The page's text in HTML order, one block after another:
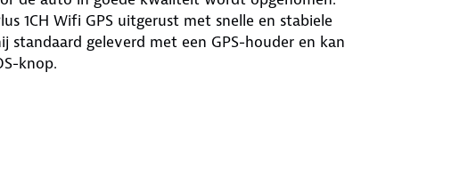
1CH Wifi GPS uitgerust met snelle en stabiele
standaard geleverd met een GPS-houder en kan
knop.